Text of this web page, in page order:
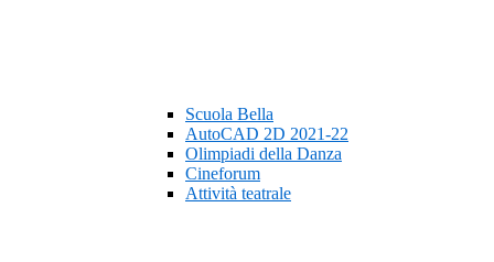
Scuola Bella
AutoCAD 2D 2021-22
Olimpiadi della Danza
Cineforum
Attività teatrale